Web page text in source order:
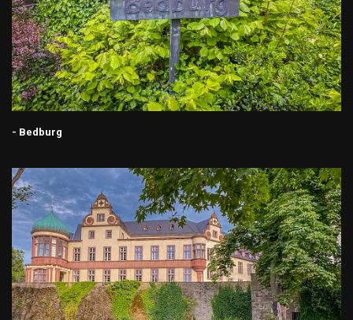
- Bedburg